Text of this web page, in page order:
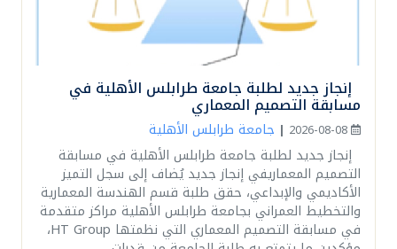
إنجاز جديد لطلبة جامعة طرابلس الأهلية في
مسابقة التصميم المعماري
2026-08-08
| جامعة طرابلس الأهلية
إنجاز جديد لطلبة جامعة طرابلس الأهلية في مسابقة
التصميم المعماريفي إنجاز جديد يُضاف إلى سجل التميز
الأكاديمي والإبداعي، حقق طلبة قسم الهندسة المعمارية
والتخطيط العمراني بجامعة طرابلس الأهلية مراكز متقدمة
في مسابقة التصميم المعماري التي نظمتها HT Group،